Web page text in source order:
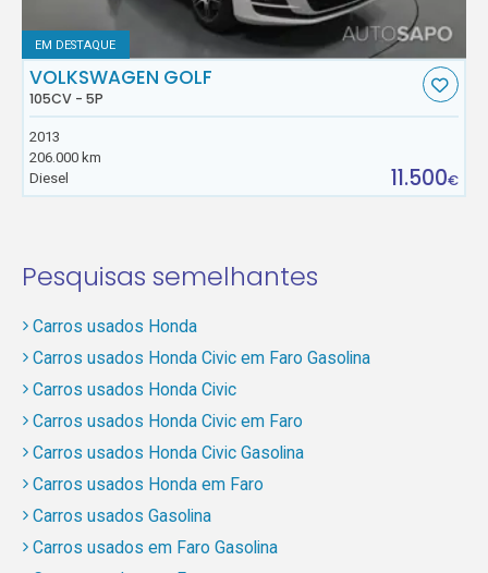
EM DESTAQUE
VOLKSWAGEN GOLF
105CV - 5P
2013
206.000 km
Diesel
11.500€
Pesquisas semelhantes
Carros usados Honda
Carros usados Honda Civic em Faro Gasolina
Carros usados Honda Civic
Carros usados Honda Civic em Faro
Carros usados Honda Civic Gasolina
Carros usados Honda em Faro
Carros usados Gasolina
Carros usados em Faro Gasolina